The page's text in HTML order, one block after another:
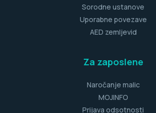
Sorodne ustanove
Uporabne povezave
AED zemljevid
Za zaposlene
Naročanje malic
MOJINFO
Prijava odsotnosti